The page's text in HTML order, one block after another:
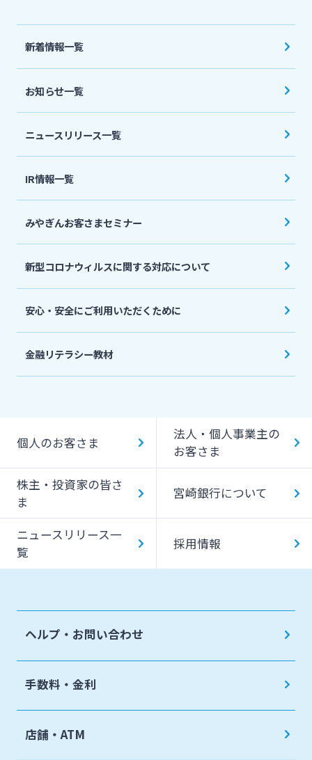
株主・投資家の皆さま
ニュースリリース一覧
採用情報
新着情報一覧
お知らせ一覧
ニュースリリース一覧
IR情報一覧
みやぎんお客さまセミナー
新型コロナウィルスに関する対応について
安心・安全にご利用いただくために
金融リテラシー教材
個人のお客さま
法人・個人事業主の
お客さま
株主・投資家の皆さ
ま
宮崎銀行について
ニュースリリース一
覧
採用情報
ヘルプ・お問い合わせ
手数料・金利
店舗・ATM